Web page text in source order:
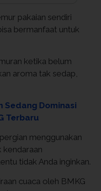
pakaian sendiri
bermanfaat untuk
ketika belum
aroma tak sedap,
Sedang Dominasi
Terbaru
menggunakan
kendaraan
tidak Anda inginkan.
cuaca oleh BMKG